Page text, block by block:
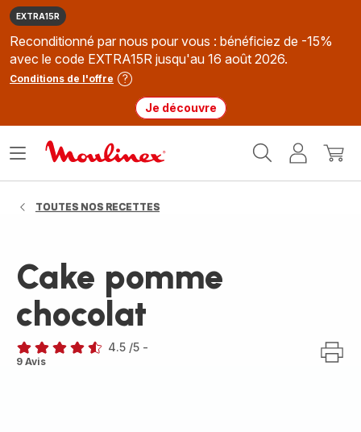
EXTRA15R
Reconditionné par nous pour vous : bénéficiez de -15%
avec le code EXTRA15R jusqu'au 16 août 2026.
Conditions de l'offre
Je découvre
MonMon
Ouvrir
TOUTES NOS RECETTES
Cake pomme
chocolat
ratings.4.5
4.5 /5 -
9 Avis